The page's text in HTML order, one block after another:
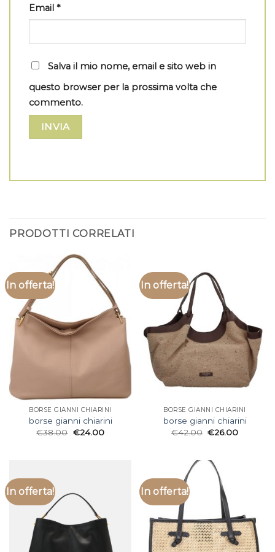
Email *
Salva il mio nome, email e sito web in
questo browser per la prossima volta che
commento.
PRODOTTI CORRELATI
In offerta!
BORSE GIANNI CHIARINI
borse gianni chiarini
€38.00 €24.00
In offerta!
BORSE GIANNI CHIARINI
borse gianni chiarini
€42.00 €26.00
In offerta! In offerta!